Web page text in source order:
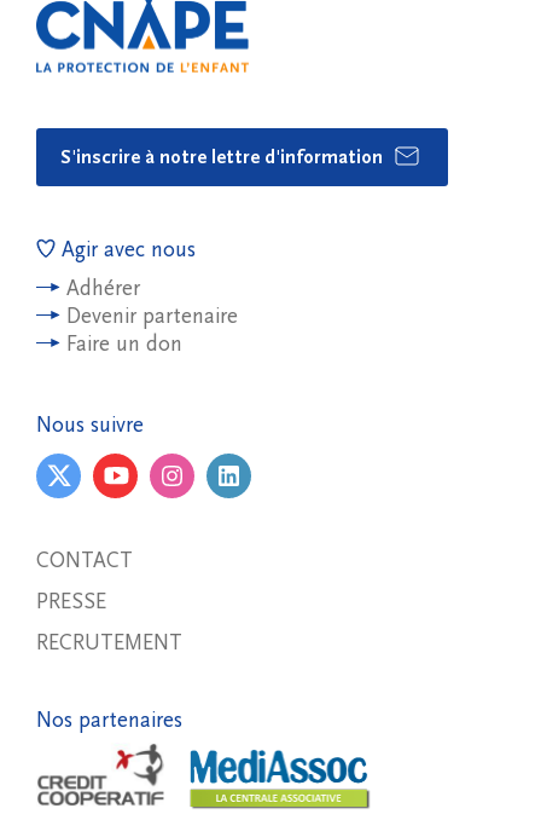
S'inscrire à notre lettre d'information
Agir avec nous
Adhérer
Devenir partenaire
Faire un don
Nous suivre
CONTACT
PRESSE
RECRUTEMENT
Nos partenaires